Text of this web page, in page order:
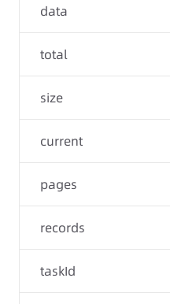
data
total
size
current
pages
records
taskId